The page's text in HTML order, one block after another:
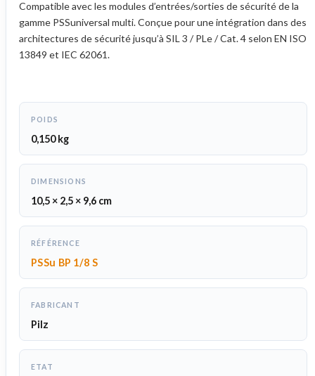
Compatible avec les modules d’entrées/sorties de sécurité de la
gamme PSSuniversal multi. Conçue pour une intégration dans des
architectures de sécurité jusqu’à SIL 3 / PLe / Cat. 4 selon EN ISO
13849 et IEC 62061.
POIDS
0,150 kg
DIMENSIONS
10,5 × 2,5 × 9,6 cm
RÉFÉRENCE
PSSu BP 1/8 S
FABRICANT
Pilz
ETAT